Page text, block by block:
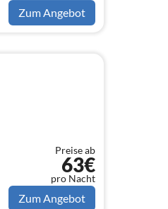
Zum Angebot
Preise ab
63€
pro Nacht
Zum Angebot